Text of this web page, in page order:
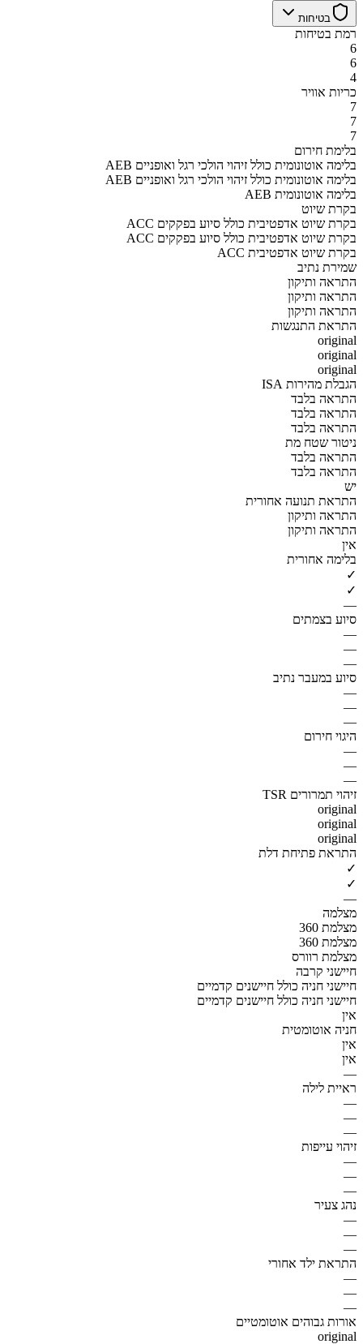
בטיחות
רמת בטיחות
6
6
4
כריות אוויר
7
7
7
בלימת חירום
AEB בלימה אוטונומית כולל זיהוי הולכי רגל ואופניים
AEB בלימה אוטונומית כולל זיהוי הולכי רגל ואופניים
AEB בלימה אוטונומית
בקרת שיוט
ACC בקרת שיוט אדפטיבית כולל סיוע בפקקים
ACC בקרת שיוט אדפטיבית כולל סיוע בפקקים
ACC בקרת שיוט אדפטיבית
שמירת נתיב
התראה ותיקון
התראה ותיקון
התראה ותיקון
התראת התנגשות
original
original
original
הגבלת מהירות ISA
התראה בלבד
התראה בלבד
התראה בלבד
ניטור שטח מת
התראה בלבד
התראה בלבד
יש
התראת תנועה אחורית
התראה ותיקון
התראה ותיקון
אין
בלימה אחורית
✓
✓
—
סיוע בצמתים
—
—
—
סיוע במעבר נתיב
—
—
—
היגוי חירום
—
—
—
זיהוי תמרורים TSR
original
original
original
התראת פתיחת דלת
✓
✓
—
מצלמה
מצלמת 360
מצלמת 360
מצלמת רוורס
חיישני קרבה
חיישני חניה כולל חיישנים קדמיים
חיישני חניה כולל חיישנים קדמיים
אין
חניה אוטומטית
אין
אין
—
ראיית לילה
—
—
—
זיהוי עייפות
—
—
—
נהג צעיר
—
—
—
התראת ילד אחורי
—
—
—
אורות גבוהים אוטומטיים
original